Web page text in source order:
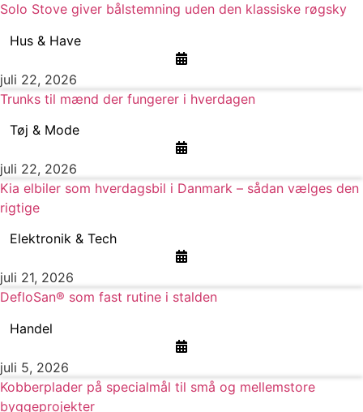
Solo Stove giver bålstemning uden den klassiske røgsky
Hus & Have
juli 22, 2026
Trunks til mænd der fungerer i hverdagen
Tøj & Mode
juli 22, 2026
Kia elbiler som hverdagsbil i Danmark – sådan vælges den
rigtige
Elektronik & Tech
juli 21, 2026
DefloSan® som fast rutine i stalden
Handel
juli 5, 2026
Kobberplader på specialmål til små og mellemstore
byggeprojekter